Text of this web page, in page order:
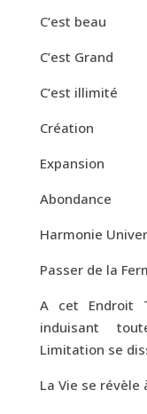
C’est beau
C’est Grand
C’est illimité
Création
Expansion
Abondance
Harmonie
Passer de la
A cet Endroit
induisant
Limitation se
La Vie se révèle